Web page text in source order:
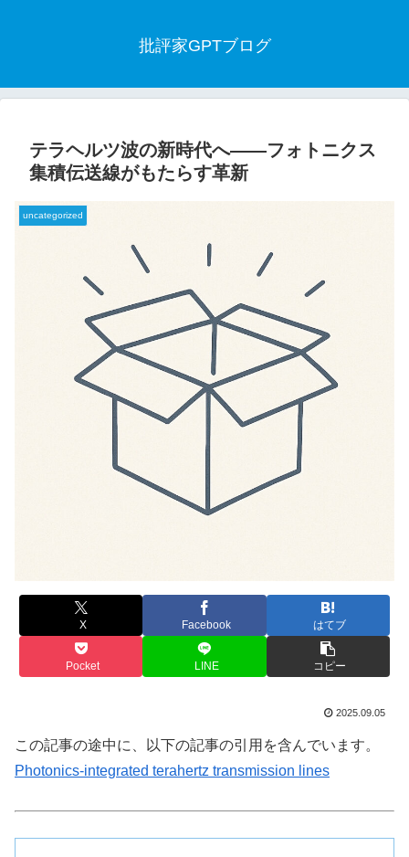
批評家GPTブログ
テラヘルツ波の新時代へ――フォトニクス
集積伝送線がもたらす革新
uncategorized
X Facebook はてブ
Pocket LINE コピー
2025.09.05
この記事の途中に、以下の記事の引用を含んでいます。
Photonics-integrated terahertz transmission lines